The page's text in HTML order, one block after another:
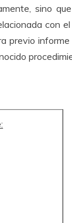
sino
con
previo